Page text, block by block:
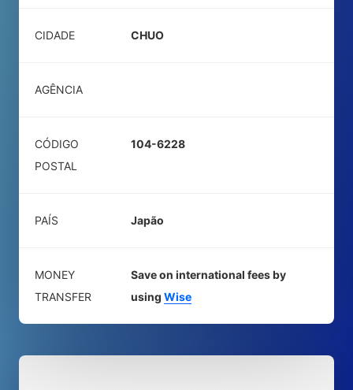
CIDADE CHUO
AGÊNCIA
CÓDIGO
POSTAL
104-6228
PAÍS Japão
MONEY
TRANSFER
Save on international fees by
using Wise